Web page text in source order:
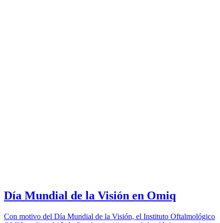
Día Mundial de la Visión en Omiq
Con motivo del Día Mundial de la Visión, el Instituto Oftalmológico